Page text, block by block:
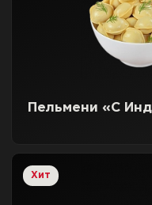
Пельмени «С
Хит